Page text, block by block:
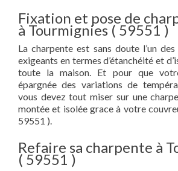
Fixation et pose de
à Tourmignies ( 59551 )
La charpente est sans doute l’un
exigeants en termes d’étanchéité et
toute la maison. Et pour que
épargnée des variations de
vous devez tout miser sur une
montée et isolée grace à votre
59551 ).
Refaire sa charpente à
( 59551 )